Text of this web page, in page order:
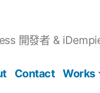
開發者 &
Contact Works